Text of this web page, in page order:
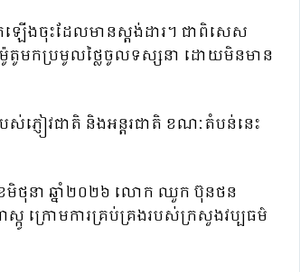
ឡើងចុះដែលមានស្តង់ដារ។ ជាពិសេស
ម៉ូតូមកប្រមូលថ្លៃចូលទស្សនា ដោយមិនមាន
ស់ភ្ញៀវជាតិ និងអន្តរជាតិ ខណៈតំបន់នេះ
ខែមិថុនា ឆ្នាំ២០២៦ លោក ឈួក ប៊ុនថន
ស្កូ ក្រោមការគ្រប់គ្រងរបស់ក្រសួងវប្បធម៌